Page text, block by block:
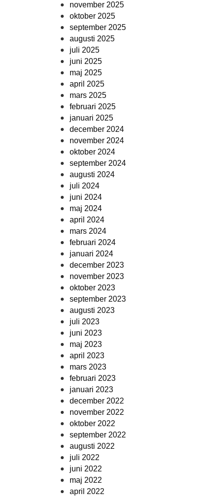
november 2025
oktober 2025
september 2025
augusti 2025
juli 2025
juni 2025
maj 2025
april 2025
mars 2025
februari 2025
januari 2025
december 2024
november 2024
oktober 2024
september 2024
augusti 2024
juli 2024
juni 2024
maj 2024
april 2024
mars 2024
februari 2024
januari 2024
december 2023
november 2023
oktober 2023
september 2023
augusti 2023
juli 2023
juni 2023
maj 2023
april 2023
mars 2023
februari 2023
januari 2023
december 2022
november 2022
oktober 2022
september 2022
augusti 2022
juli 2022
juni 2022
maj 2022
april 2022